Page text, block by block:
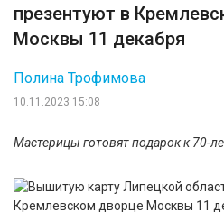
презентуют в
Москвы 11 декабря
10.11.2023 15:08
Полина Трофимова
Мастерицы готовят подарок к 70-